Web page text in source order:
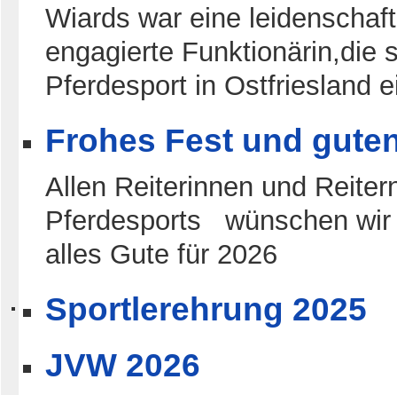
Wiards war eine
engagierte Funktionärin,die
Pferdesport in Ostfriesland
Frohes Fest und
Allen Reiterinnen und
Pferdesports wünschen wir
alles Gute für 2026
Sportlerehrung 2025
JVW 2026